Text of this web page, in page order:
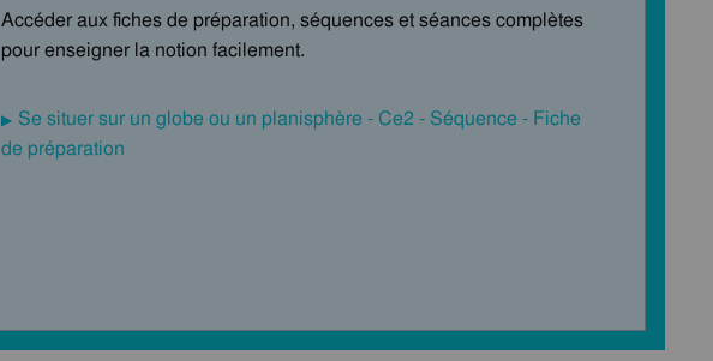
Accéder aux fiches de préparation, séquences et séances complètes
pour enseigner la notion facilement.
Se situer sur un globe ou un planisphère - Ce2 - Séquence - Fiche
de préparation